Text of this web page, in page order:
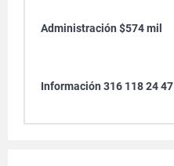
Administración $574 mil
Información 316 118 24 47